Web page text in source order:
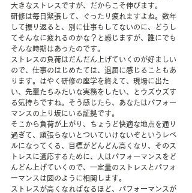
大きなストレスですが、だからこそ伸びます。
研修は毎日緊張して、ぐったり疲れますよね。数年
して振り返ると、別に仕事もしてないのに、どうし
てそんなに疲れるのかな？と感じますが、誰にでも
そんな時期はあったのです。
ストレスの負荷はだんだん上げていくのが好ましい
ので、仕事のはじめたては、退屈に感じることもあ
ります。はやく研修の座学を終えて、現場に出た
い、先輩たちみたいな実務をしたい、とウズウズす
る気持ちですね。そう感じたら、あなたはパフォー
マンスの上り坂にいる証拠です。
そこから負荷が上がり、ちょうど快適な地点を通り
過ぎて、頑張らないとついていけないぞというレベ
ルになってくる、目標がどんどん高くなり、そのス
トレスに適応するために、人はパフォーマンスをど
んどん上げていくので、一定量のストレスとパフォ
ーマンスは図のように相関します。
ストレスが高くなればなるほど、パフォーマンスが